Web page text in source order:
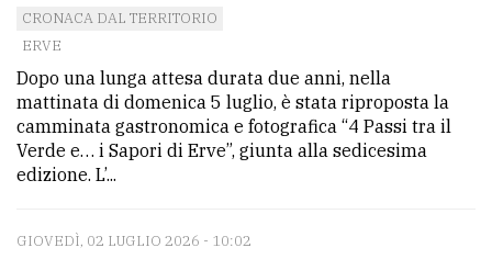
CRONACA DAL TERRITORIO
ERVE
Dopo una lunga attesa durata due anni, nella
mattinata di domenica 5 luglio, è stata riproposta la
camminata gastronomica e fotografica “4 Passi tra il
Verde e… i Sapori di Erve”, giunta alla sedicesima
edizione. L’...
GIOVEDÌ, 02 LUGLIO 2026 - 10:02